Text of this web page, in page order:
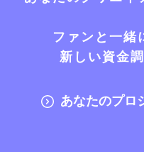
ファンと一緒
新しい資金
あなたのプロ